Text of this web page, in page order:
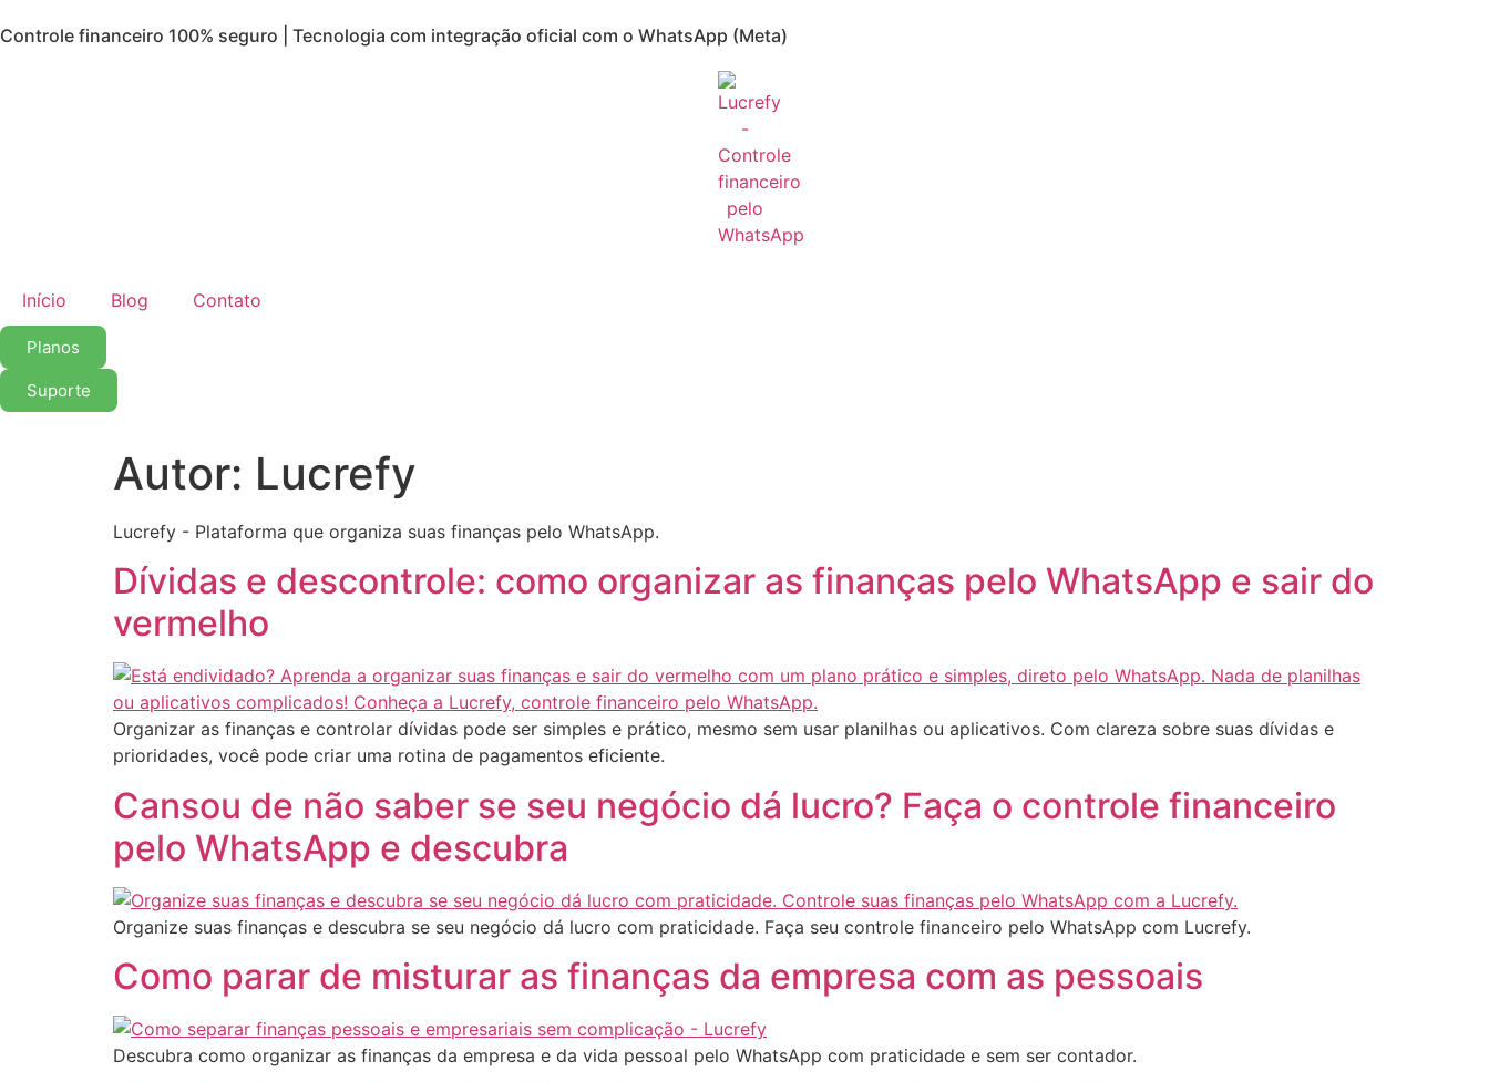
Controle financeiro 100% seguro | Tecnologia com integração oficial com o WhatsApp (Meta)
Início Blog Contato
Planos
Suporte
Autor: Lucrefy
Lucrefy - Plataforma que organiza suas finanças pelo WhatsApp.
Dívidas e descontrole: como organizar as finanças pelo WhatsApp e sair do
vermelho
Organizar as finanças e controlar dívidas pode ser simples e prático, mesmo sem usar planilhas ou aplicativos. Com clareza sobre suas dívidas e
prioridades, você pode criar uma rotina de pagamentos eficiente.
Cansou de não saber se seu negócio dá lucro? Faça o controle financeiro
pelo WhatsApp e descubra
Organize suas finanças e descubra se seu negócio dá lucro com praticidade. Faça seu controle financeiro pelo WhatsApp com Lucrefy.
Como parar de misturar as finanças da empresa com as pessoais
Descubra como organizar as finanças da empresa e da vida pessoal pelo WhatsApp com praticidade e sem ser contador.